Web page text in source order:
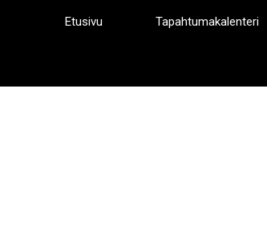
Etusivu Tapahtumakalenteri